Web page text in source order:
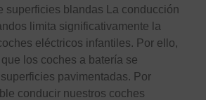
superficies blandas La conducción
limita significativamente la
eléctricos infantiles. Por ello,
los coches a batería se
pavimentadas. Por
conducir nuestros coches